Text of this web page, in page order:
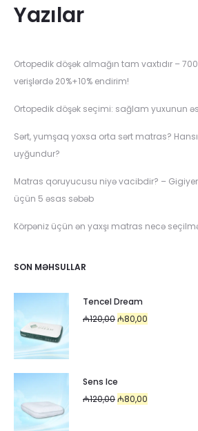
Yazılar
Ortopedik döşək almağın tam vaxtıdır – 700
verişlərdə 20%+10% endirim!
Ortopedik döşək seçimi: sağlam yuxunun
Sərt, yumşaq yoxsa orta sərt matras?
uyğundur?
Matras qoruyucusu niyə vacibdir? –
üçün 5 əsas səbəb
Körpəniz üçün ən yaxşı matras necə
SON MƏHSULLAR
Tencel Dream
₼120,00Original
₼80,00
Sens Ice
₼120,00Original
₼80,00